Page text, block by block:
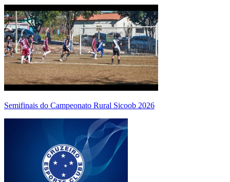
Semifinais do Campeonato Rural Sicoob 2026